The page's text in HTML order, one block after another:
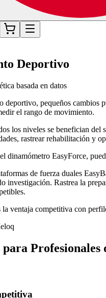
Deportivo
basada en datos
deportivo, pequeños cambios
el rango de movimiento.
los niveles se benefician
rastrear rehabilitación y
dinamómetro EasyForce,
de fuerza duales
investigación. Rastrea la
la ventaja competitiva con
Profesionales